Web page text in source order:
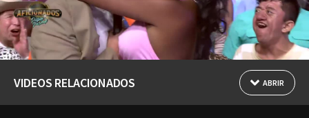
VIDEOS RELACIONADOS ABRIR